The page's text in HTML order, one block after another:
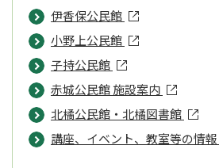
伊香保公民館
小野上公民館
子持公民館
赤城公民館 施設案内
北橘公民館・北橘図書館
講座、イベント、教室等の情